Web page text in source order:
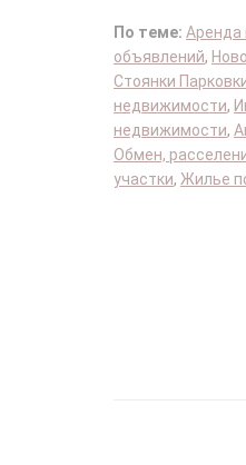
По теме: Аренда
объявлений,
Стоянки
недвижимости,
недвижимости,
Обмен,
участки, Жилье